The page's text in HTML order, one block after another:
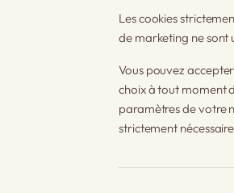
Les cookies
de marketing ne sont
Vous pouvez
choix à tout moment
paramètres de votre
strictement